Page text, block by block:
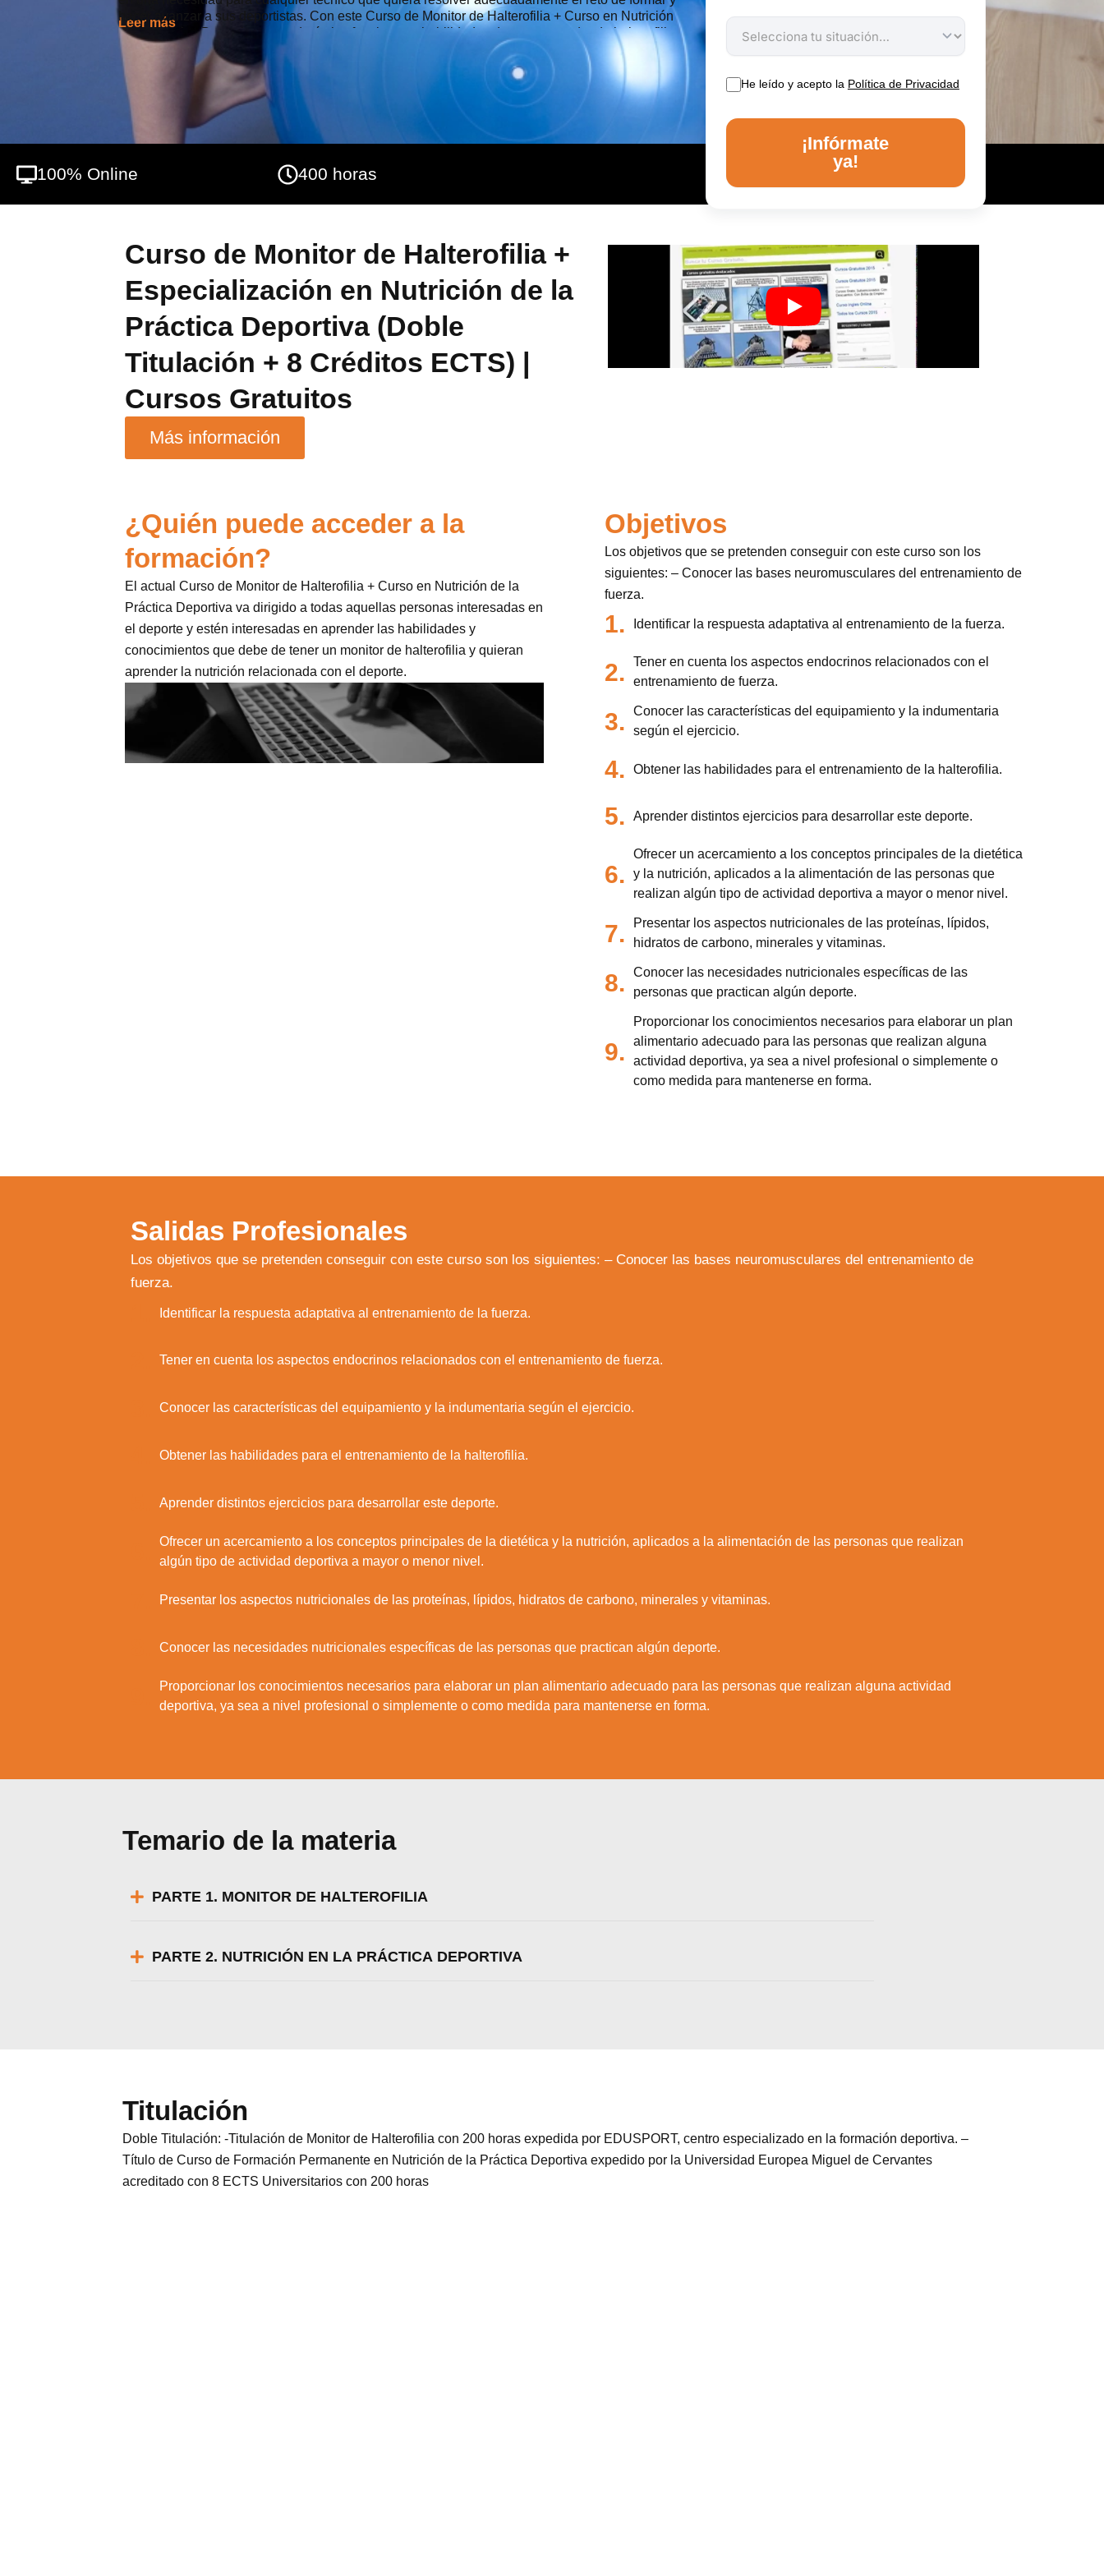
hacer avanzar a sus deportistas. Con este Curso de Monitor de Halterofilia + Curso en Nutrición
de la Práctica Deportiva aprenderás las funciones y habilidades de un entrenador de halterofilia,
además de conocer la dietética y nutrición en el ámbito deportivo para conocer las necesidades
nutricionales de los deportistas para elaborar dietas equilibradas y acordes a su gasto energético.
Leer más
He leído y acepto la Política de Privacidad
¡Infórmate
ya!
100% Online 400 horas
Curso de Monitor de Halterofilia +
Especialización en Nutrición de la
Práctica Deportiva (Doble
Titulación + 8 Créditos ECTS) |
Cursos Gratuitos
Más información
¿Quién puede acceder a la
formación?
El actual Curso de Monitor de Halterofilia + Curso en Nutrición de la
Práctica Deportiva va dirigido a todas aquellas personas interesadas en
el deporte y estén interesadas en aprender las habilidades y
conocimientos que debe de tener un monitor de halterofilia y quieran
aprender la nutrición relacionada con el deporte.
Objetivos
Los objetivos que se pretenden conseguir con este curso son los
siguientes: – Conocer las bases neuromusculares del entrenamiento de
fuerza.
1. Identificar la respuesta adaptativa al entrenamiento de la fuerza.
2.
Tener en cuenta los aspectos endocrinos relacionados con el
entrenamiento de fuerza.
3.
Conocer las características del equipamiento y la indumentaria
según el ejercicio.
4. Obtener las habilidades para el entrenamiento de la halterofilia.
5. Aprender distintos ejercicios para desarrollar este deporte.
6.
Ofrecer un acercamiento a los conceptos principales de la dietética
y la nutrición, aplicados a la alimentación de las personas que
realizan algún tipo de actividad deportiva a mayor o menor nivel.
7.
Presentar los aspectos nutricionales de las proteínas, lípidos,
hidratos de carbono, minerales y vitaminas.
8.
Conocer las necesidades nutricionales específicas de las
personas que practican algún deporte.
9.
Proporcionar los conocimientos necesarios para elaborar un plan
alimentario adecuado para las personas que realizan alguna
actividad deportiva, ya sea a nivel profesional o simplemente o
como medida para mantenerse en forma.
Salidas Profesionales
Los objetivos que se pretenden conseguir con este curso son los siguientes: – Conocer las bases neuromusculares del entrenamiento de
fuerza.
Identificar la respuesta adaptativa al entrenamiento de la fuerza.
Tener en cuenta los aspectos endocrinos relacionados con el entrenamiento de fuerza.
Conocer las características del equipamiento y la indumentaria según el ejercicio.
Obtener las habilidades para el entrenamiento de la halterofilia.
Aprender distintos ejercicios para desarrollar este deporte.
Ofrecer un acercamiento a los conceptos principales de la dietética y la nutrición, aplicados a la alimentación de las personas que realizan
algún tipo de actividad deportiva a mayor o menor nivel.
Presentar los aspectos nutricionales de las proteínas, lípidos, hidratos de carbono, minerales y vitaminas.
Conocer las necesidades nutricionales específicas de las personas que practican algún deporte.
Proporcionar los conocimientos necesarios para elaborar un plan alimentario adecuado para las personas que realizan alguna actividad
deportiva, ya sea a nivel profesional o simplemente o como medida para mantenerse en forma.
Temario de la materia
PARTE 1. MONITOR DE HALTEROFILIA
PARTE 2. NUTRICIÓN EN LA PRÁCTICA DEPORTIVA
Titulación
Doble Titulación: -Titulación de Monitor de Halterofilia con 200 horas expedida por EDUSPORT, centro especializado en la formación deportiva. –
Título de Curso de Formación Permanente en Nutrición de la Práctica Deportiva expedido por la Universidad Europea Miguel de Cervantes
acreditado con 8 ECTS Universitarios con 200 horas
Puedes aprender más sobre qué cookies utilizamos o desactivarlas en los